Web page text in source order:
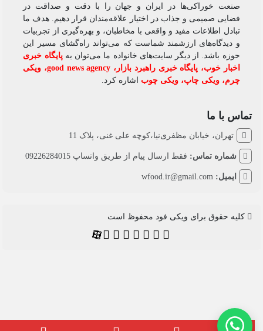
صنعت خوراکی‌ها در ایران و جهان را با دقت و صداقت در
فضایی صمیمی و جذاب در اختیار علاقه‌مندان قرار دهیم. هدف ما
تبادل اطلاعات مفید و واقعی با مخاطبان، و بهره‌گیری از تجربیات
و دیدگاه‌های ارزشمند شماست که می‌تواند راه‌گشای مسیر این
حوزه باشد. از دیگر سایت‌های خانواده ما می‌توان بهپایگاه خبری
اخبار خوب،پایگاه خبری راهبرد بازار ،good news agency،ویکی
چرم،ویکی چاپ،ویکی چوباشاره کرد.
تماس با ما
تهران، خیابان مظفری‌نیا،کوچه علی غنی، پلاک 11
شماره تماس:فقط ارسال پیام از طریق واتساپ 09226284015
ایمیل:wfood.ir@gmail.com
کلیه حقوق برای ویکی فود محفوظ است